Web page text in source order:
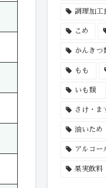
調理加工
こめ
かんきつ
もも
いも類
さけ・ま
油いため
アルコー
果実飲料